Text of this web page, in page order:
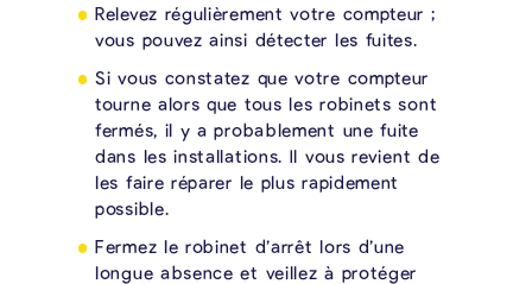
Relevez régulièrement votre compteur ;
vous pouvez ainsi détecter les fuites.
Si vous constatez que votre compteur
tourne alors que tous les robinets sont
fermés, il y a probablement une fuite
dans les installations. Il vous revient de
les faire réparer le plus rapidement
possible.
Fermez le robinet d’arrêt lors d’une
longue absence et veillez à protéger